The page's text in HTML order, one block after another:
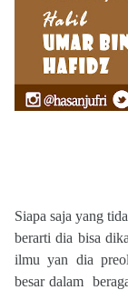
Siapa saja yang
berarti dia bisa
ilmu yan dia
besar dalam